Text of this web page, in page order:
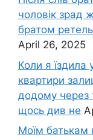
чоловік зpад
братом
April 26, 2025
Коли я їздила
квартири
додому через
щось див не
Моїм батькам